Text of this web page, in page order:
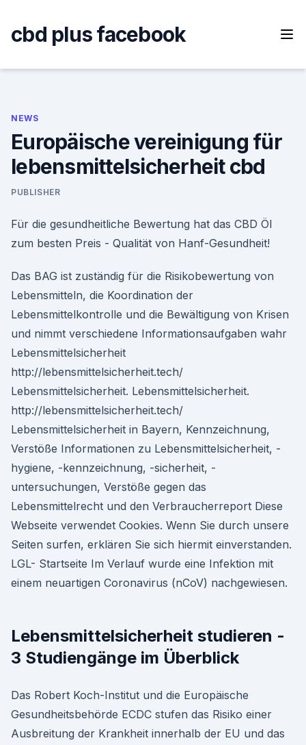
content
cbd plus facebook
NEWS
Europäische vereinigung für
lebensmittelsicherheit cbd
PUBLISHER
Für die gesundheitliche Bewertung hat das CBD Öl
zum besten Preis - Qualität von Hanf-Gesundheit!
Das BAG ist zuständig für die Risikobewertung von
Lebensmitteln, die Koordination der
Lebensmittelkontrolle und die Bewältigung von Krisen
und nimmt verschiedene Informationsaufgaben wahr
Lebensmittelsicherheit
http://lebensmittelsicherheit.tech/
Lebensmittelsicherheit. Lebensmittelsicherheit.
http://lebensmittelsicherheit.tech/
Lebensmittelsicherheit in Bayern, Kennzeichnung,
Verstöße Informationen zu Lebensmittelsicherheit, -
hygiene, -kennzeichnung, -sicherheit, -
untersuchungen, Verstöße gegen das
Lebensmittelrecht und den Verbraucherreport Diese
Webseite verwendet Cookies. Wenn Sie durch unsere
Seiten surfen, erklären Sie sich hiermit einverstanden.
LGL- Startseite Im Verlauf wurde eine Infektion mit
einem neuartigen Coronavirus (nCoV) nachgewiesen.
Lebensmittelsicherheit studieren -
3 Studiengänge im Überblick
Das Robert Koch-Institut und die Europäische
Gesundheitsbehörde ECDC stufen das Risiko einer
Ausbreitung der Krankheit innerhalb der EU und das